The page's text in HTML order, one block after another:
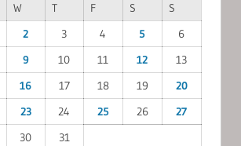
W T F S
S
2 3 4 5
6
9 10 11 12
13
16 17 18 19
20
23 24 25 26
27
30
31